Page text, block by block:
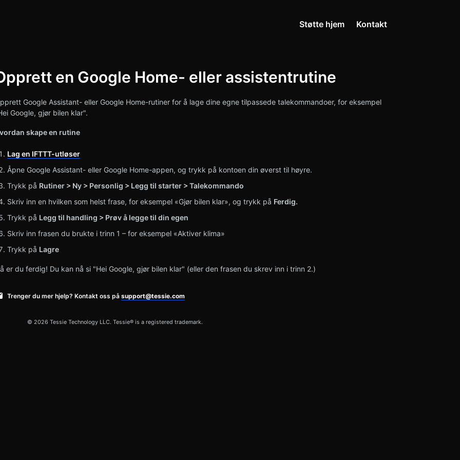
Støtte hjem Kontakt
en Google Home- eller assistentrutine
Google Assistant- eller Google Home-rutiner for å lage dine egne tilpassede talekommandoer, for eksempel
Google, gjør bilen klar".
skape en rutine
Lag en IFTTT-utløser
Åpne Google Assistant- eller Google Home-appen, og trykk på kontoen din øverst til høyre.
Trykk på Rutiner > Ny > Personlig > Legg til starter > Talekommando
Skriv inn en hvilken som helst frase, for eksempel «Gjør bilen klar», og trykk på Ferdig.
Trykk på Legg til handling > Prøv å legge til din egen
Skriv inn frasen du brukte i trinn 1 – for eksempel «Aktiver klima»
Trykk på Lagre
er du ferdig! Du kan nå si "Hei Google, gjør bilen klar" (eller den frasen du skrev inn i trinn 2.)
Trenger du mer hjelp? Kontakt oss på support@tessie.com
søk
© 2026 Tessie Technology LLC. Tessie® is a registered trademark.